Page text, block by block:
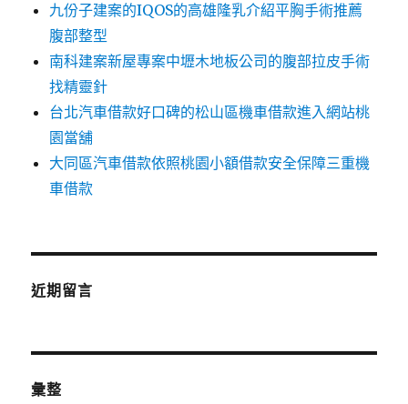
九份子建案的IQOS的高雄隆乳介紹平胸手術推薦
腹部整型
南科建案新屋專案中壢木地板公司的腹部拉皮手術
找精靈針
台北汽車借款好口碑的松山區機車借款進入網站桃
園當舖
大同區汽車借款依照桃園小額借款安全保障三重機
車借款
近期留言
彙整